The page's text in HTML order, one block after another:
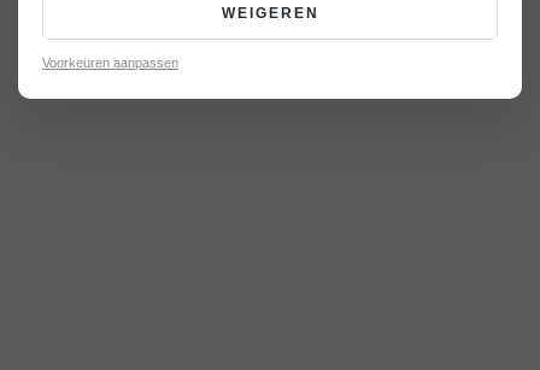
WEIGEREN
Voorkeuren aanpassen